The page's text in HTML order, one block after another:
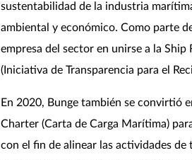
sustentabilidad de la industria
ambiental y económico. Como parte
empresa del sector en unirse a la
(Iniciativa de Transparencia para el
En 2020, Bunge también se convirtió
Charter (Carta de Carga Marítima)
con el fin de alinear las actividades